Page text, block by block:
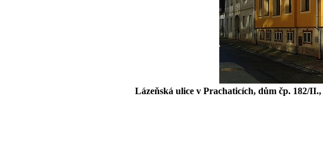
Lázeňská ulice v Prachaticích, dům čp. 182/